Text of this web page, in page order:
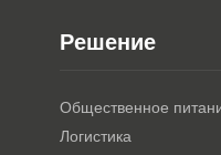
Решение
Общественное
Логистика